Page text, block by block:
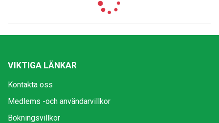
VIKTIGA LÄNKAR
Kontakta oss
Medlems -och användarvillkor
Bokningsvillkor